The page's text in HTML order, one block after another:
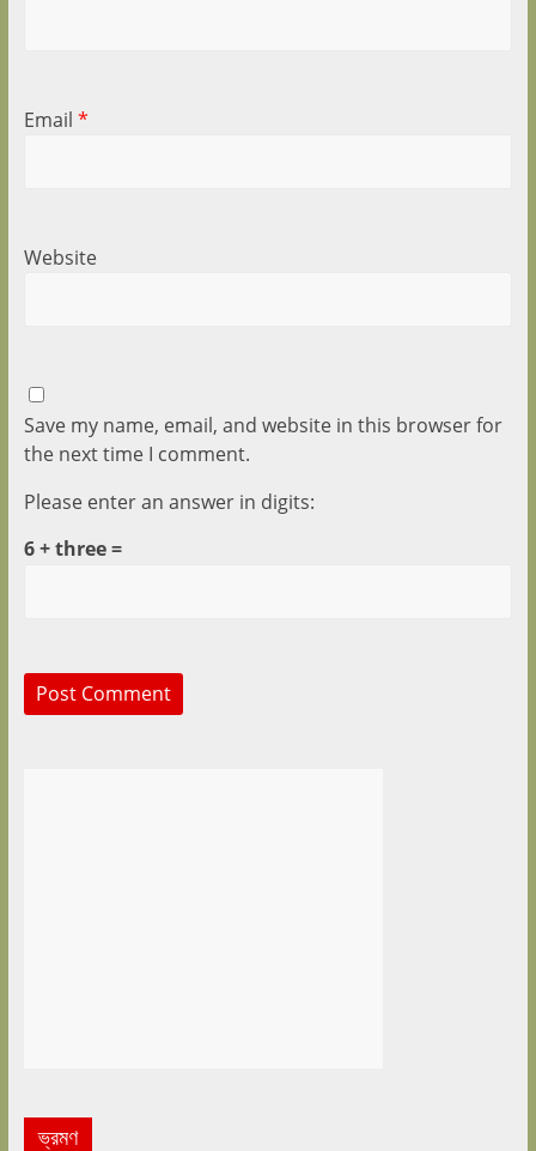
Email *
Website
Save my name, email, and website in this browser for
the next time I comment.
Please enter an answer in digits:
6 + three =
ভ্রমণ